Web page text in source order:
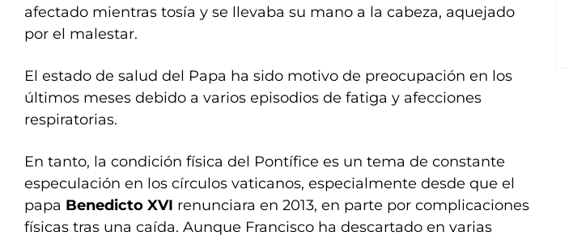
afectado mientras tosía y se llevaba su mano a la cabeza, aquejado
por el malestar.
El estado de salud del Papa ha sido motivo de preocupación en los
últimos meses debido a varios episodios de fatiga y afecciones
respiratorias.
En tanto, la condición física del Pontífice es un tema de constante
especulación en los círculos vaticanos, especialmente desde que el
papa Benedicto XVI renunciara en 2013, en parte por complicaciones
físicas tras una caída. Aunque Francisco ha descartado en varias